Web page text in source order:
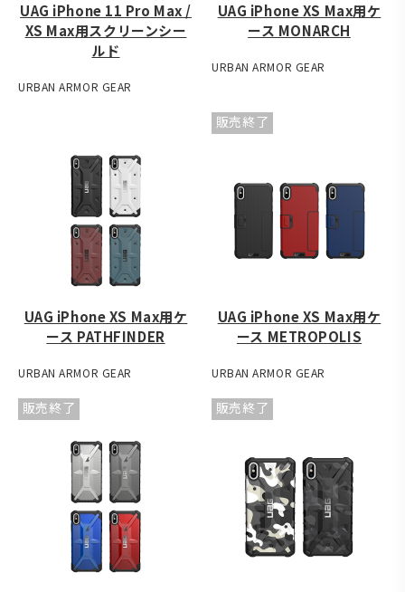
UAG iPhone 11 Pro Max /
XS Max用スクリーンシー
ルド
URBAN ARMOR GEAR
UAG iPhone XS Max用ケ
ース MONARCH
URBAN ARMOR GEAR
UAG iPhone XS Max用ケ
ース PATHFINDER
URBAN ARMOR GEAR
販売終了
UAG iPhone XS Max用ケ
ース METROPOLIS
URBAN ARMOR GEAR
販売終了 販売終了